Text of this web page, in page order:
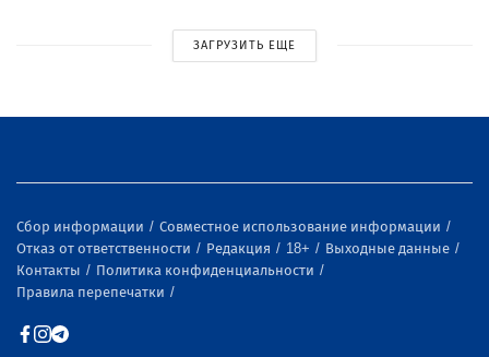
ЗАГРУЗИТЬ ЕЩЕ
Сбор информации
Совместное использование информации
Отказ от ответственности
Редакция 18+
Выходные данные
Контакты
Политика конфиденциальности
Правила перепечатки